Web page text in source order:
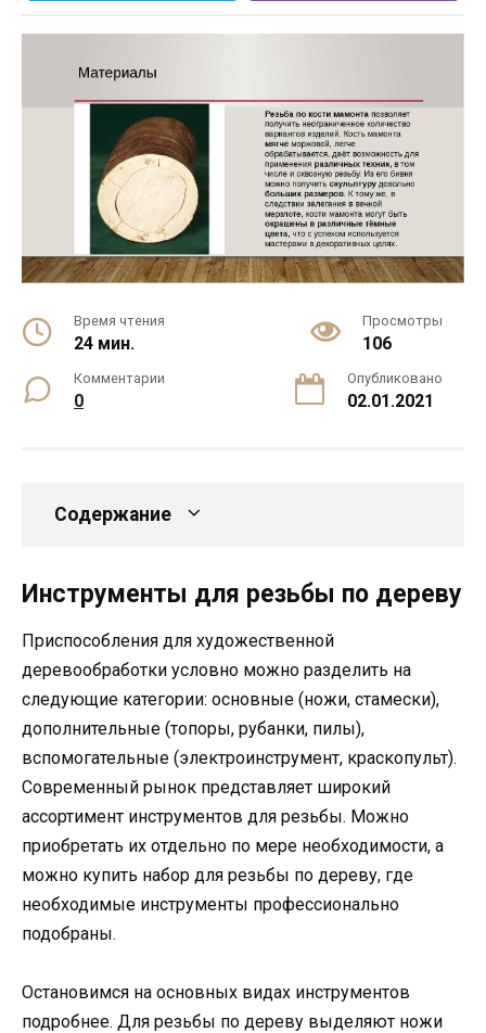
Время чтения
24 мин.
Просмотры
106
Комментарии
0
Опубликовано
02.01.2021
Содержание
Инструменты для резьбы по дереву
Приспособления для художественной
деревообработки условно можно разделить на
следующие категории: основные (ножи, стамески),
дополнительные (топоры, рубанки, пилы),
вспомогательные (электроинструмент, краскопульт).
Современный рынок представляет широкий
ассортимент инструментов для резьбы. Можно
приобретать их отдельно по мере необходимости, а
можно купить набор для резьбы по дереву, где
необходимые инструменты профессионально
подобраны.
Остановимся на основных видах инструментов
подробнее. Для резьбы по дереву выделяют ножи